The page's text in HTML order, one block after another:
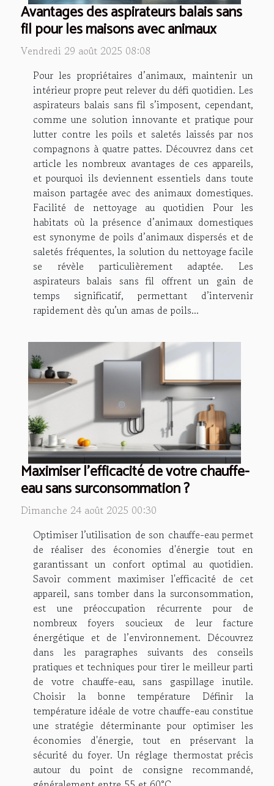
Avantages des aspirateurs balais sans
fil pour les maisons avec animaux
Vendredi 29 août 2025 08:08
Pour les propriétaires d’animaux, maintenir un
intérieur propre peut relever du défi quotidien. Les
aspirateurs balais sans fil s’imposent, cependant,
comme une solution innovante et pratique pour
lutter contre les poils et saletés laissés par nos
compagnons à quatre pattes. Découvrez dans cet
article les nombreux avantages de ces appareils,
et pourquoi ils deviennent essentiels dans toute
maison partagée avec des animaux domestiques.
Facilité de nettoyage au quotidien Pour les
habitats où la présence d’animaux domestiques
est synonyme de poils d’animaux dispersés et de
saletés fréquentes, la solution du nettoyage facile
se révèle particulièrement adaptée. Les
aspirateurs balais sans fil offrent un gain de
temps significatif, permettant d’intervenir
rapidement dès qu’un amas de poils...
Maximiser l'efficacité de votre chauffe-
eau sans surconsommation ?
Dimanche 24 août 2025 00:30
Optimiser l’utilisation de son chauffe-eau permet
de réaliser des économies d'énergie tout en
garantissant un confort optimal au quotidien.
Savoir comment maximiser l'efficacité de cet
appareil, sans tomber dans la surconsommation,
est une préoccupation récurrente pour de
nombreux foyers soucieux de leur facture
énergétique et de l’environnement. Découvrez
dans les paragraphes suivants des conseils
pratiques et techniques pour tirer le meilleur parti
de votre chauffe-eau, sans gaspillage inutile.
Choisir la bonne température Définir la
température idéale de votre chauffe-eau constitue
une stratégie déterminante pour optimiser les
économies d'énergie, tout en préservant la
sécurité du foyer. Un réglage thermostat précis
autour du point de consigne recommandé,